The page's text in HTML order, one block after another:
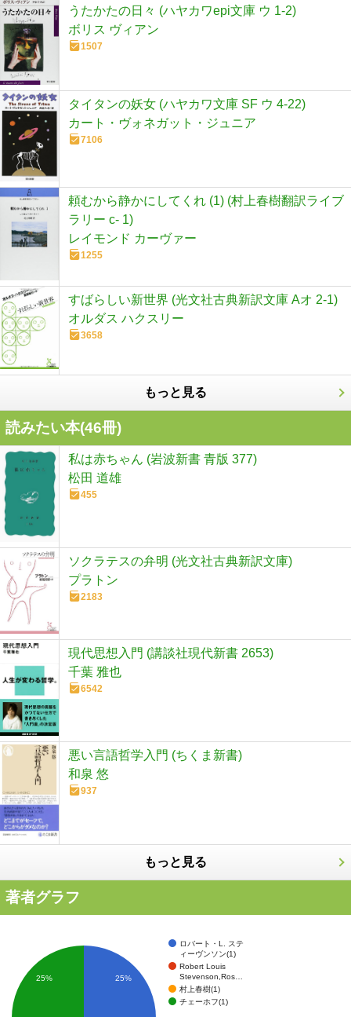
うたかたの日々 (ハヤカワepi文庫 ウ 1-2)
ボリス ヴィアン
1507
タイタンの妖女 (ハヤカワ文庫 SF ウ 4-22)
カート・ヴォネガット・ジュニア
7106
頼むから静かにしてくれ (1) (村上春樹翻訳ライブ
ラリー c- 1)
レイモンド カーヴァー
1255
すばらしい新世界 (光文社古典新訳文庫 Aオ 2-1)
オルダス ハクスリー
3658
もっと見る
読みたい本(46冊)
私は赤ちゃん (岩波新書 青版 377)
松田 道雄
455
ソクラテスの弁明 (光文社古典新訳文庫)
プラトン
2183
現代思想入門 (講談社現代新書 2653)
千葉 雅也
6542
悪い言語哲学入門 (ちくま新書)
和泉 悠
937
もっと見る
著者グラフ
ロバート・L. ステ
ィーヴンソン(1)
Robert Louis
Stevenson,Ros…
村上春樹(1)
チェーホフ(1)
25%
25%